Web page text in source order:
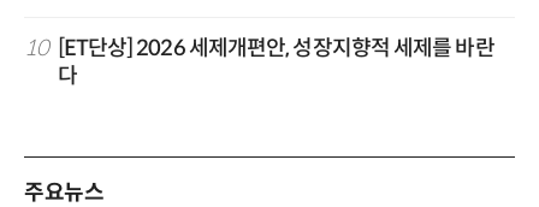
10
[ET단상] 2026 세제개편안, 성장지향적 세제를 바란
다
주요뉴스